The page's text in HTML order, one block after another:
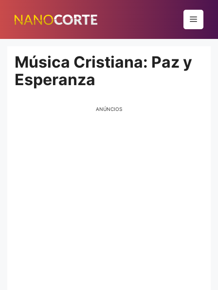
para
conteúdo
Menu
Música Cristiana: Paz y
Esperanza
ANÚNCIOS